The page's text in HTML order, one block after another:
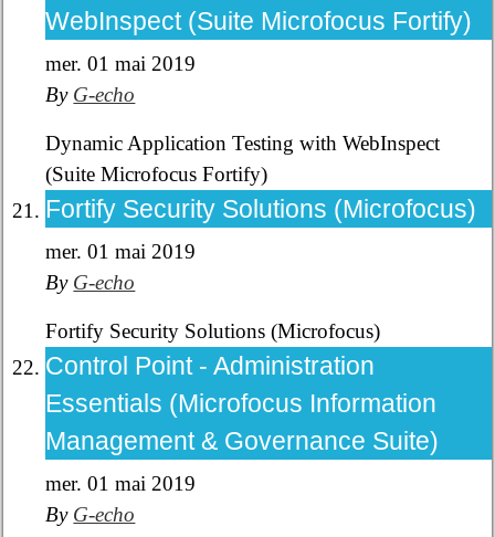
WebInspect (Suite Microfocus Fortify)
mer. 01 mai 2019
By G-echo
Dynamic Application Testing with WebInspect
(Suite Microfocus Fortify)
Fortify Security Solutions (Microfocus)
mer. 01 mai 2019
By G-echo
Fortify Security Solutions (Microfocus)
Control Point - Administration
Essentials (Microfocus Information
Management & Governance Suite)
mer. 01 mai 2019
By G-echo